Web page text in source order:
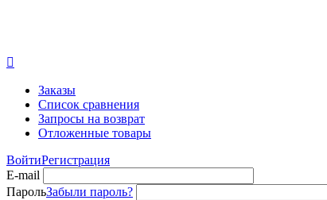

Заказы
Список сравнения
Запросы на возврат
Отложенные товары
ВойтиРегистрация
E-mail
ПарольЗабыли пароль?